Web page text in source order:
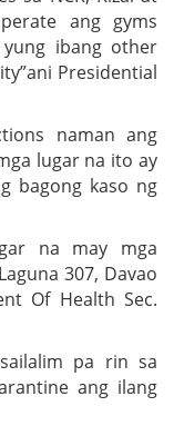
ang gyms
ibang other
Presidential
naman ang
lugar na ito ay
bagong kaso ng
na may mga
307, Davao
Of Health Sec.
pa rin sa
ang ilang